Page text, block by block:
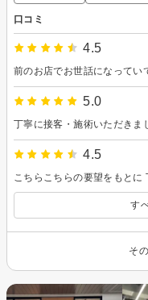
口コミ
4.5
5.0
4.5
す
そ